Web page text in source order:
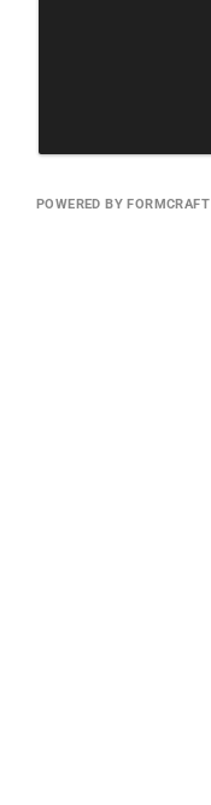
POWERED BY FORMCRAFT